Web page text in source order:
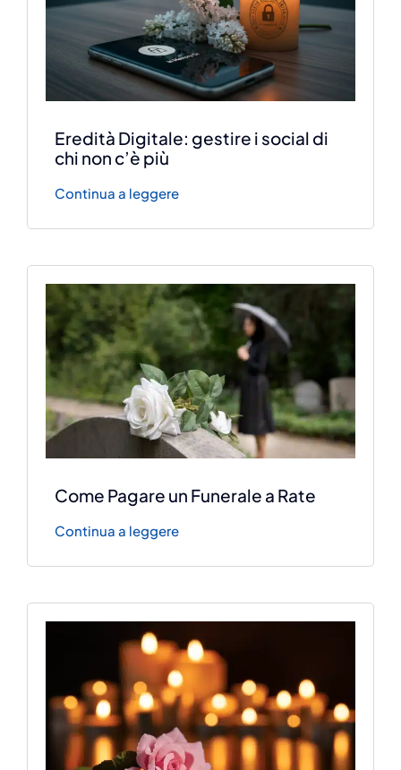
Eredità Digitale: gestire i social di
chi non c’è più
Continua a leggere
Come Pagare un Funerale a Rate
Continua a leggere